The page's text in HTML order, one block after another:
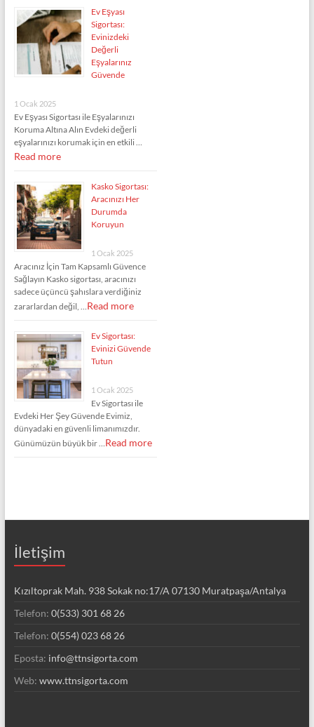
Ev Eşyası
Sigortası:
Evinizdeki
Değerli
Eşyalarınız
Güvende
1 Ocak 2025
Ev Eşyası Sigortası ile Eşyalarınızı
Koruma Altına Alın Evdeki değerli
eşyalarınızı korumak için en etkili …
Read more
Kasko Sigortası:
Aracınızı Her
Durumda
Koruyun
1 Ocak 2025
Aracınız İçin Tam Kapsamlı Güvence
Sağlayın Kasko sigortası, aracınızı
sadece üçüncü şahıslara verdiğiniz
zararlardan değil, … Read more
Ev Sigortası:
Evinizi Güvende
Tutun
1 Ocak 2025
Ev Sigortası ile
Evdeki Her Şey Güvende Evimiz,
dünyadaki en güvenli limanımızdır.
Günümüzün büyük bir … Read more
İletişim
Kızıltoprak Mah. 938 Sokak no:17/A 07130 Muratpaşa/Antalya
Telefon: 0(533) 301 68 26
Telefon: 0(554) 023 68 26
Eposta: info@ttnsigorta.com
Web: www.ttnsigorta.com